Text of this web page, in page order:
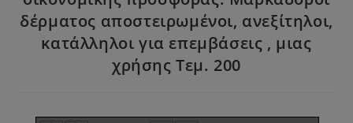
δέρματος αποστειρωμένοι, ανεξίτηλοι,
κατάλληλοι για επεμβάσεις , μιας
χρήσης Τεμ. 200